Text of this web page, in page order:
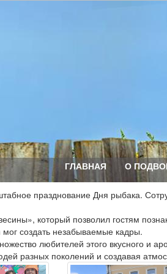
ГЛАВНАЯ О
празднование Дня рыбака.
который позволил гостям
создать незабываемые кадры.
любителей этого вкусного и
разных поколений и создавая